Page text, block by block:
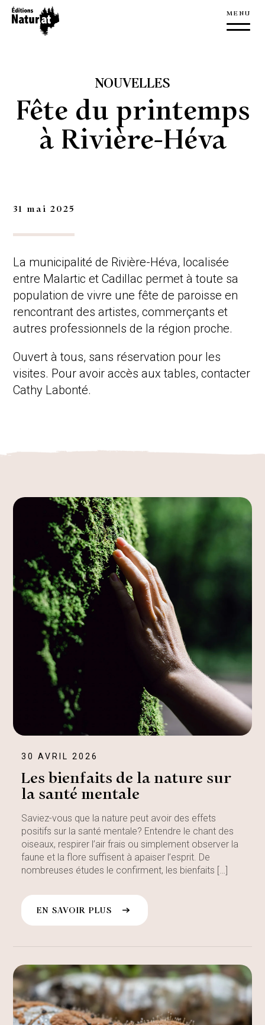
Éditions NaturAT
L’équipe
Nouvelles
Nous joindre
Manuscrit
Activités
Produits dérivés
NOUVELLES
Fête du printemps
à Rivière-Héva
31 mai 2025
La municipalité de Rivière-Héva, localisée
entre Malartic et Cadillac permet à toute sa
population de vivre une fête de paroisse en
rencontrant des artistes, commerçants et
autres professionnels de la région proche.
Ouvert à tous, sans réservation pour les
visites. Pour avoir accès aux tables, contacter
Cathy Labonté.
30 AVRIL 2026
Les bienfaits de la nature sur
la santé mentale
Saviez-vous que la nature peut avoir des effets
positifs sur la santé mentale? Entendre le chant des
oiseaux, respirer l’air frais ou simplement observer la
faune et la flore suffisent à apaiser l’esprit. De
nombreuses études le confirment, les bienfaits […]
EN SAVOIR PLUS